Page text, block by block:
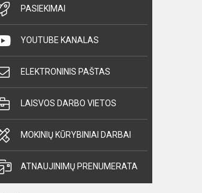
PASIEKIMAI
YOUTUBE KANALAS
ELEKTRONINIS PAŠTAS
LAISVOS DARBO VIETOS
MOKINIŲ KŪRYBINIAI DARBAI
ATNAUJINIMŲ PRENUMERATA